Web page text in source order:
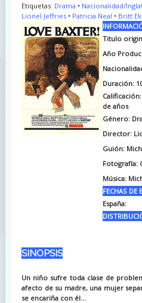
Etiquetas: Drama • Nacionalidad/
Lionel Jeffries• Patricia Neal • Britt
Titulo
Año
Duración:
de años
Género:
Director:
Guión:
Fotografía:
Música:
FECHAS DE
España:
SINOPSIS
Un niño sufre toda clase de
afecto de su madre, una mujer
se encariña con él...